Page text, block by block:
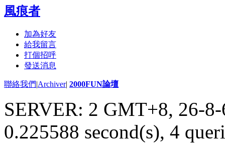
風痕者
加為好友
給我留言
打個招呼
發送消息
聯絡我們|Archiver| 2000FUN論壇
SERVER: 2 GMT+8, 26-
0.225588 second(s), 4